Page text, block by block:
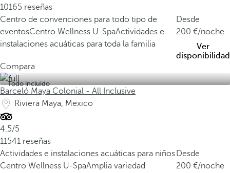
10165 reseñas
Centro de convenciones para todo tipo de
eventosCentro Wellness U-SpaActividades e
instalaciones acuáticas para toda la familia
Desde
200
/noche
Ver
disponibilidad
Compara
Todo incluido
Barceló Maya Colonial - All Inclusive
Riviera Maya, Mexico
4.5/5
11541 reseñas
Actividades e instalaciones acuáticas para niños
Centro Wellness U-SpaAmplia variedad
Desde
200
/noche